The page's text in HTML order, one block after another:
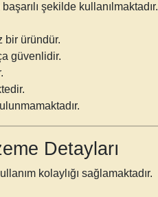
şekilde kullanılmaktadır.
bir üründür.
güvenlidir.
Detayları
kolaylığı sağlamaktadır.